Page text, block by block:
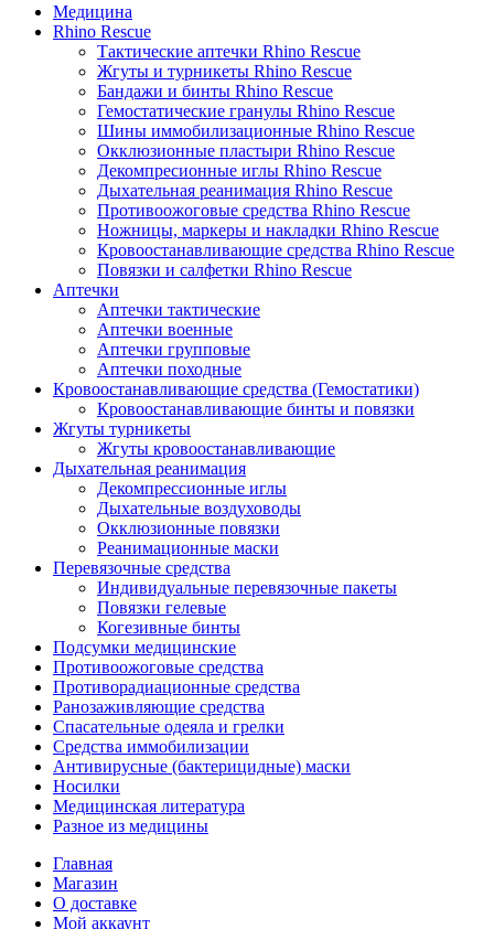
Медицина
Rhino Rescue
Тактические аптечки Rhino Rescue
Жгуты и турникеты Rhino Rescue
Бандажи и бинты Rhino Rescue
Гемостатические гранулы Rhino Rescue
Шины иммобилизационные Rhino Rescue
Окклюзионные пластыри Rhino Rescue
Декомпресионные иглы Rhino Rescue
Дыхательная реанимация Rhino Rescue
Противоожоговые средства Rhino Rescue
Ножницы, маркеры и накладки Rhino Rescue
Кровоостанавливающие средства Rhino Rescue
Повязки и салфетки Rhino Rescue
Аптечки
Аптечки тактические
Аптечки военные
Аптечки групповые
Аптечки походные
Кровоостанавливающие средства (Гемостатики)
Кровоостанавливающие бинты и повязки
Жгуты турникеты
Жгуты кровоостанавливающие
Дыхательная реанимация
Декомпрессионные иглы
Дыхательные воздуховоды
Окклюзионные повязки
Реанимационные маски
Перевязочные средства
Индивидуальные перевязочные пакеты
Повязки гелевые
Когезивные бинты
Подсумки медицинские
Противоожоговые средства
Противорадиационные средства
Ранозаживляющие средства
Спасательные одеяла и грелки
Средства иммобилизации
Антивирусные (бактерицидные) маски
Носилки
Медицинская литература
Разное из медицины
Главная
Магазин
О доставке
Мой аккаунт